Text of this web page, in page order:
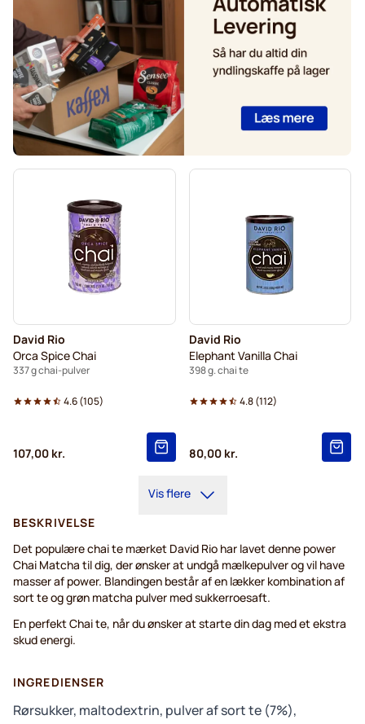
David Rio
Orca Spice Chai
337 g chai-pulver
4.6(105)
107,00 kr.
David Rio
Elephant Vanilla Chai
398 g. chai te
4.8(112)
80,00 kr.
Vis flere
BESKRIVELSE
Det populære chai te mærket David Rio har lavet denne power
Chai Matcha til dig, der ønsker at undgå mælkepulver og vil have
masser af power. Blandingen består af en lækker kombination af
sort te og grøn matcha pulver med sukkerroesaft.
En perfekt Chai te, når du ønsker at starte din dag med et ekstra
skud energi.
INGREDIENSER
Rørsukker, maltodextrin, pulver af sort te (7%),